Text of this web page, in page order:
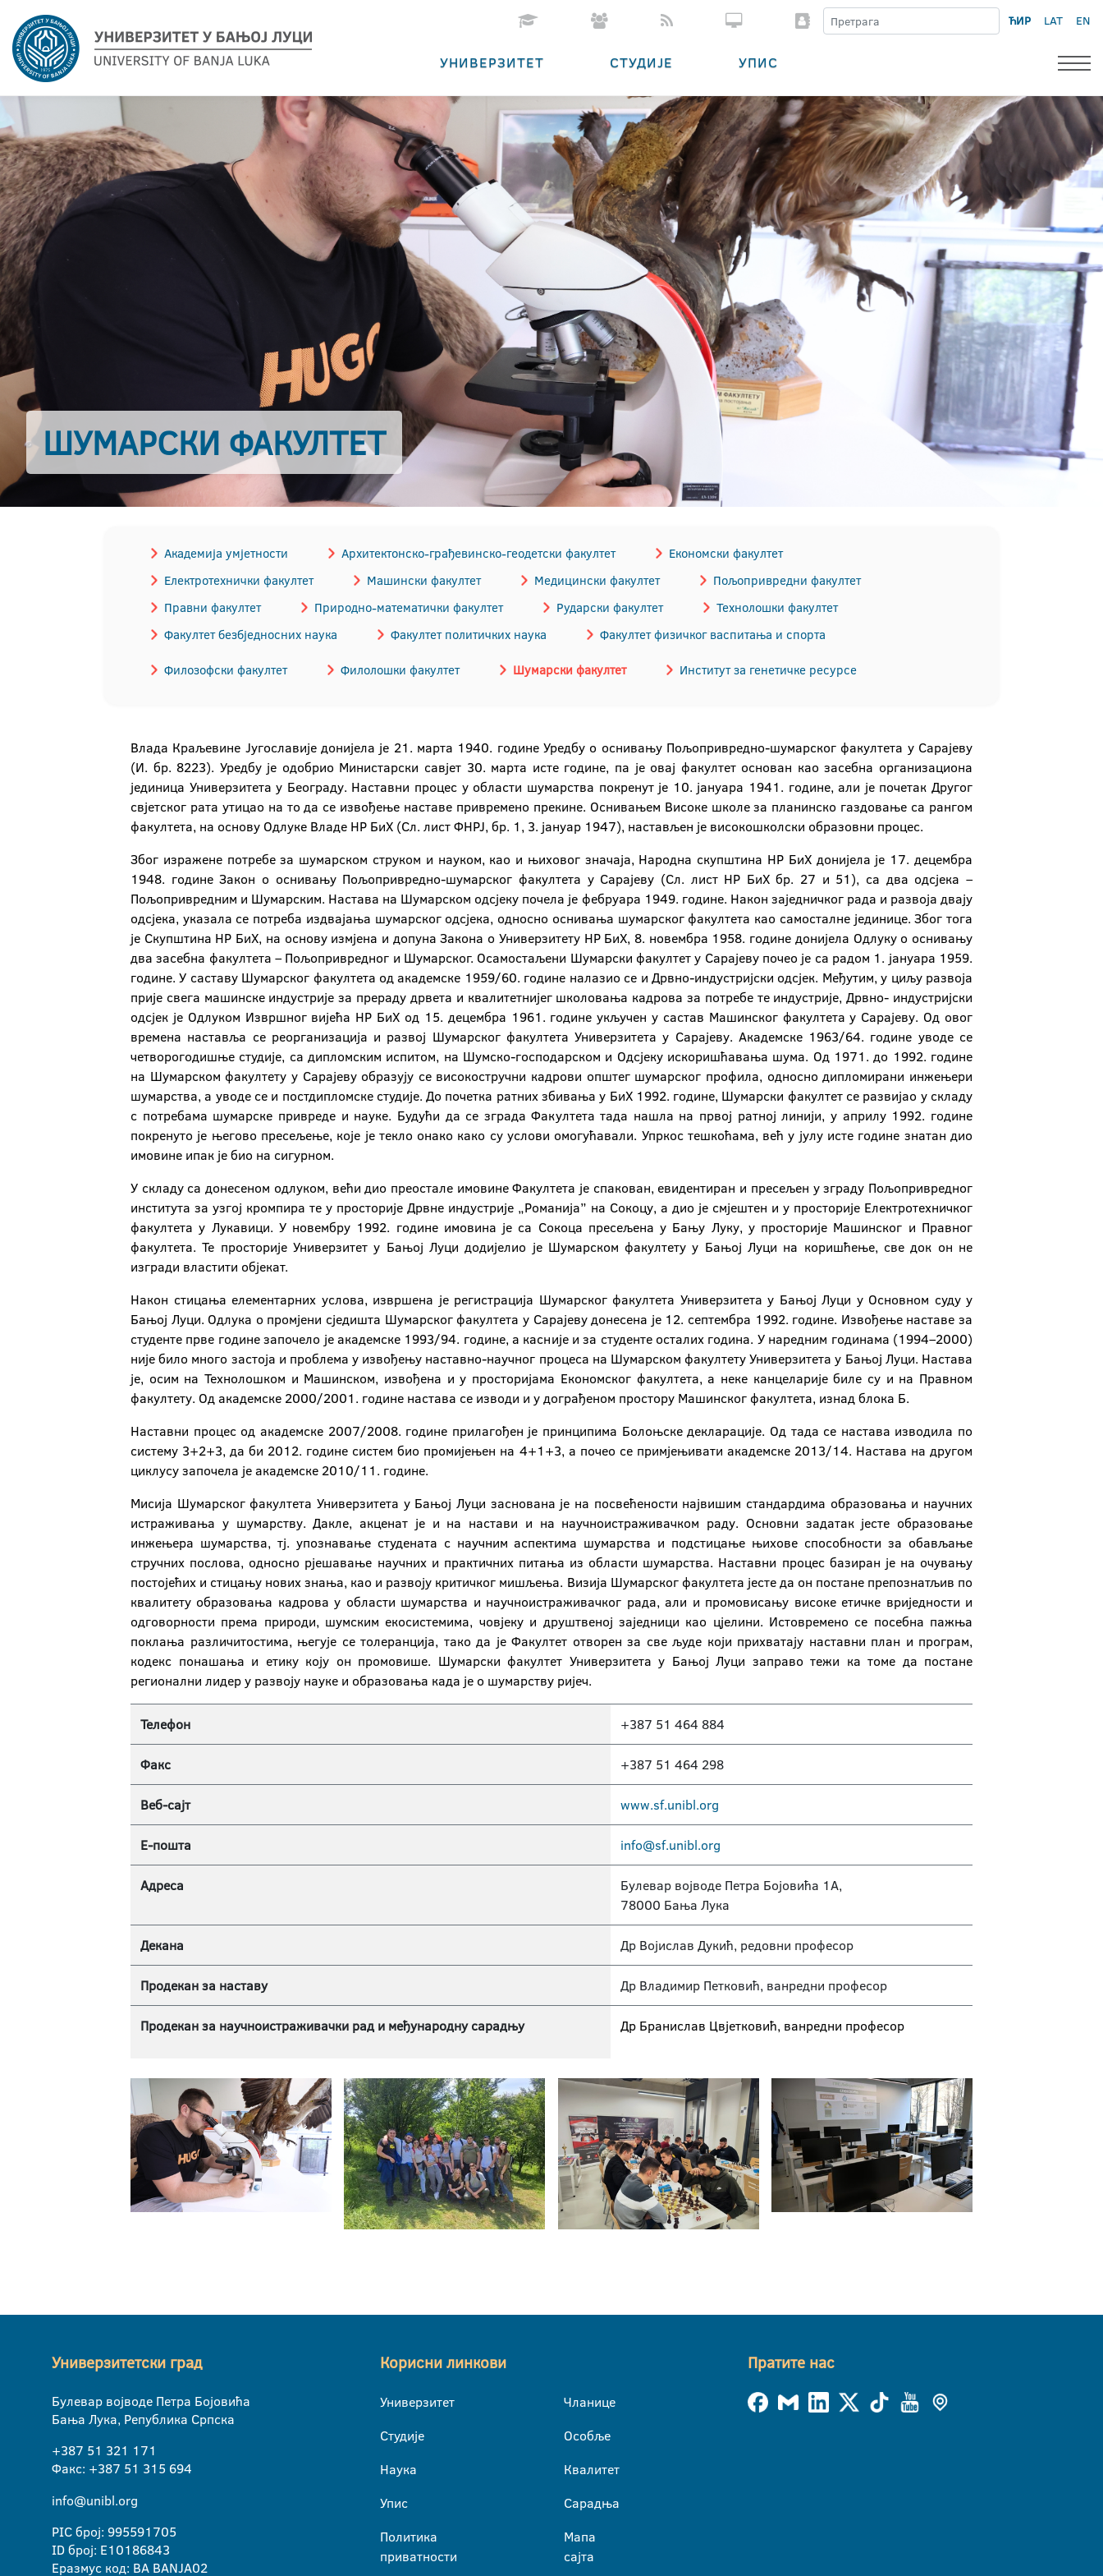
ЋИР LAT EN
УНИВЕРЗИТЕТ СТУДИЈЕ УПИС
ШУМАРСКИ ФАКУЛТЕТ
Академија умјетности Архитектонско-грађевинскo-геодетски факултет
Економски факултет
Електротехнички факултет
Машински факултет Медицински факултет
Пољопривредни факултет
Правни факултет
Природно-математички факултет Рударски факултет
Технолошки факултет
Факултет безбједносних наука
Факултет политичких наука Факултет физичког васпитања и спорта
Филозофски факултет Филолошки факултет Шумарски факултет Институт за генетичке ресурсе
Влада Краљевине Југославије донијела је 21. марта 1940. године Уредбу о оснивању Пољопривредно-шумарског факултета у Сарајеву
(И. бр. 8223). Уредбу је одобрио Министарски савјет 30. марта исте године, па је овај факултет основан као засебна организациона
јединица Универзитета у Београду. Наставни процес у области шумарства покренут је 10. јануара 1941. године, али је почетак Другог
свјетског рата утицао на то да се извођење наставе привремено прекине. Оснивањем Високе школе за планинско газдовање са рангом
факултета, на основу Одлуке Владе НР БиХ (Сл. лист ФНРЈ, бр. 1, 3. јануар 1947), настављен је високошколски образовни процес.
Због изражене потребе за шумарском струком и науком, као и њиховог значаја, Народна скупштина НР БиХ донијела је 17. децембра
1948. године Закон о оснивању Пољопривредно-шумарског факултета у Сарајеву (Сл. лист НР БиХ бр. 27 и 51), са два одсјека –
Пољопривредним и Шумарским. Настава на Шумарском одсјеку почела је фебруара 1949. године. Након заједничког рада и развоја двају
одсјека, указала се потреба издвајања шумарског одсјека, односно оснивања шумарског факултета као самосталне јединице. Због тога
је Скупштина НР БиХ, на основу измјена и допуна Закона о Универзитету НР БиХ, 8. новембра 1958. године донијела Одлуку о оснивању
два засебна факултета – Пољопривредног и Шумарског. Осамостаљени Шумарски факултет у Сарајеву почео је са радом 1. јануара 1959.
године. У саставу Шумарског факултета од академске 1959/60. године налазио се и Дрвно-индустријски одсјек. Међутим, у циљу развоја
прије свега машинске индустрије за прераду дрвета и квалитетнијег школовања кадрова за потребе те индустрије, Дрвно- индустријски
одсјек је Одлуком Извршног вијећа НР БиХ од 15. децембра 1961. године укључен у састав Машинског факултета у Сарајеву. Од овог
времена наставља се реорганизација и развој Шумарског факултета Универзитета у Сарајеву. Академске 1963/64. године уводе се
четворогодишње студије, са дипломским испитом, на Шумско-господарском и Одсјеку искоришћавања шума. Од 1971. до 1992. године
на Шумарском факултету у Сарајеву образују се високостручни кадрови општег шумарског профила, односно дипломирани инжењери
шумарства, а уводе се и постдипломске студије. До почетка ратних збивања у БиХ 1992. године, Шумарски факултет се развијао у складу
с потребама шумарске привреде и науке. Будући да се зграда Факултета тада нашла на првој ратној линији, у априлу 1992. године
покренуто је његово пресељење, које је текло онако како су услови омогућавали. Упркос тешкоћама, већ у јулу исте године знатан дио
имовине ипак је био на сигурном.
У складу са донесеном одлуком, већи дио преостале имовине Факултета је спакован, евидентиран и пресељен у зграду Пољопривредног
института за узгој кромпира те у просторије Дрвне индустрије „Романија” на Сокоцу, а дио је смјештен и у просторије Електротехничког
факултета у Лукавици. У новембру 1992. године имовина је са Сокоца пресељена у Бању Луку, у просторије Машинског и Правног
факултета. Те просторије Универзитет у Бањој Луци додијелио је Шумарском факултету у Бањој Луци на коришћење, све док он не
изгради властити објекат.
Након стицања елементарних услова, извршена је регистрација Шумарског факултета Универзитета у Бањој Луци у Основном суду у
Бањој Луци. Одлука о промјени сједишта Шумарског факултета у Сарајеву донесена је 12. септембра 1992. године. Извођење наставе за
студенте прве године започело је академске 1993/94. године, а касније и за студенте осталих година. У наредним годинама (1994–2000)
није било много застоја и проблема у извођењу наставно-научног процеса на Шумарском факултету Универзитета у Бањој Луци. Настава
је, осим на Технолошком и Машинском, извођена и у просторијама Економског факултета, а неке канцеларије биле су и на Правном
факултету. Од академске 2000/2001. године настава се изводи и у дограђеном простору Машинског факултета, изнад блока Б.
Наставни процес од академске 2007/2008. године прилагођен је принципима Болоњске декларације. Од тада се настава изводила по
систему 3+2+3, да би 2012. године систем био промијењен на 4+1+3, а почео се примјењивати академске 2013/14. Настава на другом
циклусу започела је академске 2010/11. године.
Мисија Шумарског факултета Универзитета у Бањој Луци заснована је на посвећености највишим стандардима образовања и научних
истраживања у шумарству. Дакле, акценат је и на настави и на научноистраживачком раду. Основни задатак јесте образовање
инжењера шумарства, тј. упознавање студената с научним аспектима шумарства и подстицање њихове способности за обављање
стручних послова, односно рјешавање научних и практичних питања из области шумарства. Наставни процес базиран је на очувању
постојећих и стицању нових знања, као и развоју критичког мишљења. Визија Шумарског факултета јесте да он постане препознатљив по
квалитету образовања кадрова у области шумарства и научноистраживачког рада, али и промовисању високе етичке вриједности и
одговорности према природи, шумским екосистемима, човјеку и друштвеној заједници као цјелини. Истовремено се посебна пажња
поклања различитостима, његује се толеранција, тако да је Факултет отворен за све људе који прихватају наставни план и програм,
кодекс понашања и етику коју он промовише. Шумарски факултет Универзитета у Бањој Луци заправо тежи ка томе да постане
регионални лидер у развоју науке и образовања када је о шумарству ријеч.
Телефон +387 51 464 884
Факс +387 51 464 298
Веб-сајт www.sf.unibl.org
Е-пошта info@sf.unibl.org
Адреса
Булевар војводе Петра Бојовића 1А,
78000 Бања Лука
Декана Др Војислав Дукић, редовни професор
Продекан за наставу Др Владимир Петковић, ванредни професор
Продекан за научноистраживачки рад и међународну сарадњу Др Бранислав Цвјетковић, ванредни професор
Универзитетски град
Булевар војводе Петра Бојовића
Бања Лука, Република Српска
+387 51 321 171
Факс: +387 51 315 694
info@unibl.org
PIC број: 995591705
ID број: E10186843
Еразмус код: BA BANJA02
Корисни линкови
Универзитет
Студије
Наука
Упис
Политика
приватности
Чланице
Особље
Квалитет
Сарадња
Мапа
сајта
Пратите нас